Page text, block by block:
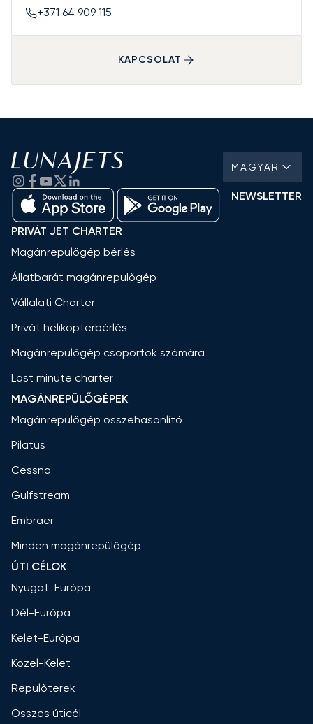
+371 64 909 115
KAPCSOLAT
MAGYAR
NEWSLETTER
PRIVÁT JET CHARTER
Magánrepülőgép bérlés
Állatbarát magánrepülőgép
Vállalati Charter
Privát helikopterbérlés
Magánrepülőgép csoportok számára
Last minute charter
MAGÁNREPÜLŐGÉPEK
Magánrepülőgép összehasonlító
Pilatus
Cessna
Gulfstream
Embraer
Minden magánrepülőgép
ÚTI CÉLOK
Nyugat-Európa
Dél-Európa
Kelet-Európa
Közel-Kelet
Repülőterek
Összes úticél